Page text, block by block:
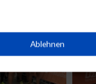
auf einem Endgerät
Werbeanzeigen
Ablehnen